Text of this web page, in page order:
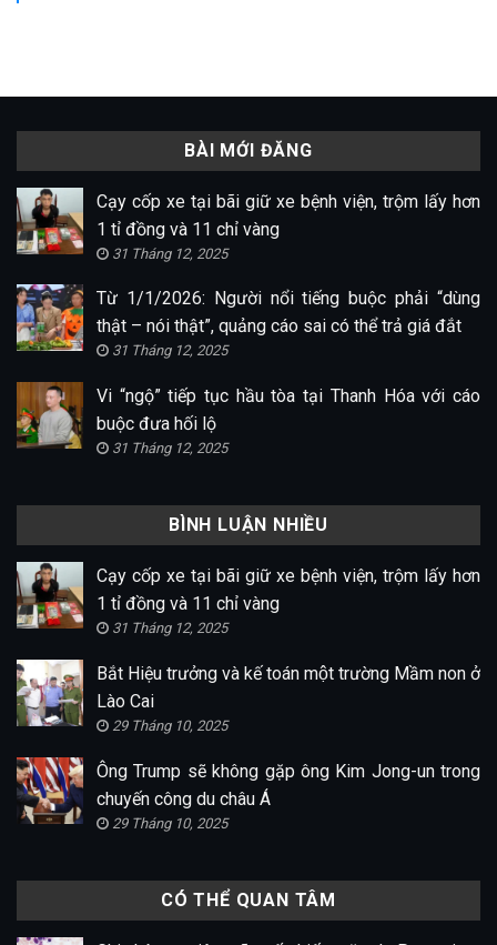
BÀI MỚI ĐĂNG
Cạy cốp xe tại bãi giữ xe bệnh viện, trộm lấy hơn
1 tỉ đồng và 11 chỉ vàng
31 Tháng 12, 2025
Từ 1/1/2026: Người nổi tiếng buộc phải “dùng
thật – nói thật”, quảng cáo sai có thể trả giá đắt
31 Tháng 12, 2025
Vi “ngộ” tiếp tục hầu tòa tại Thanh Hóa với cáo
buộc đưa hối lộ
31 Tháng 12, 2025
BÌNH LUẬN NHIỀU
Cạy cốp xe tại bãi giữ xe bệnh viện, trộm lấy hơn
1 tỉ đồng và 11 chỉ vàng
31 Tháng 12, 2025
Bắt Hiệu trưởng và kế toán một trường Mầm non ở
Lào Cai
29 Tháng 10, 2025
Ông Trump sẽ không gặp ông Kim Jong-un trong
chuyến công du châu Á
29 Tháng 10, 2025
CÓ THỂ QUAN TÂM